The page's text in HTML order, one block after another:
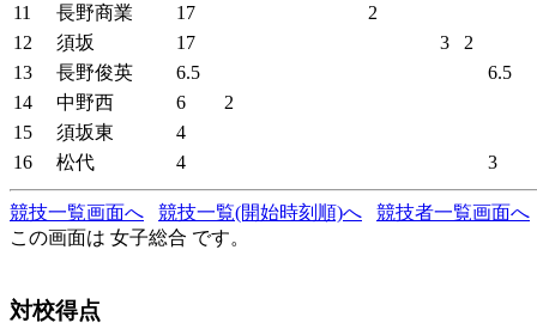
11
長野商業 17
2
12
須坂 17 3
2
13
長野俊英 6.5
6.5
14
中野西 6
2
15
須坂東
4
16
松代 4 3
競技一覧画面へ 競技一覧(開始時刻順)へ
競技者一覧画面へ
この画面は 女子総合 です。
対校得点